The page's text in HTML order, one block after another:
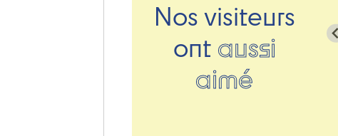
Nos visiteurs
ont aussi
aimé